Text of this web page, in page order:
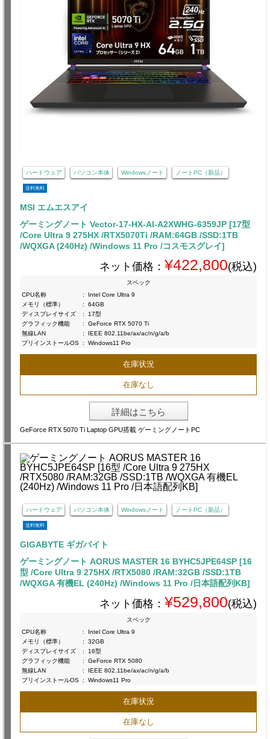
ハードウェア パソコン本体 Windowsノート ノートPC（新品）
送料無料
MSI エムエスアイ
ゲーミングノート Vector-17-HX-AI-A2XWHG-6359JP [17型
/Core Ultra 9 275HX /RTX5070Ti /RAM:64GB /SSD:1TB
/WQXGA (240Hz) /Windows 11 Pro /コスモスグレイ]
ネット価格： ¥422,800(税込)
スペック
CPU名称
:
Intel Core Ultra 9
メモリ（標準）
:
64GB
ディスプレイサイズ
:
17型
グラフィック機能
:
GeForce RTX 5070 Ti
無線LAN
:
IEEE 802.11be/ax/ac/n/g/a/b
プリインストールOS : Windows11 Pro
在庫状況
在庫なし
詳細はこちら
GeForce RTX 5070 Ti Laptop GPU搭載 ゲーミングノートPC
ハードウェア パソコン本体 Windowsノート ノートPC（新品）
送料無料
GIGABYTE ギガバイト
ゲーミングノート AORUS MASTER 16 BYHC5JPE64SP [16
型 /Core Ultra 9 275HX /RTX5080 /RAM:32GB /SSD:1TB
/WQXGA 有機EL (240Hz) /Windows 11 Pro /日本語配列KB]
ネット価格： ¥529,800(税込)
スペック
CPU名称
:
Intel Core Ultra 9
メモリ（標準）
:
32GB
ディスプレイサイズ
:
16型
グラフィック機能
:
GeForce RTX 5080
無線LAN
:
IEEE 802.11be/ax/ac/n/g/a/b
プリインストールOS : Windows11 Pro
在庫状況
在庫なし